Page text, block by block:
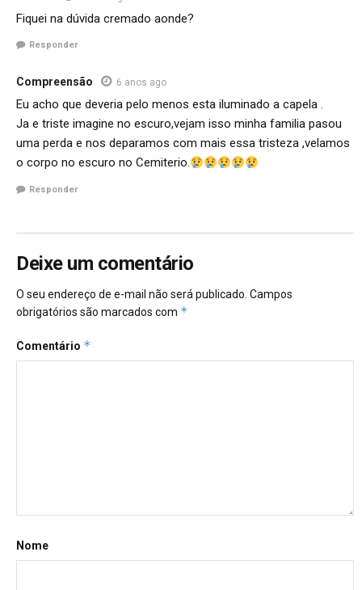
Fiquei na dúvida cremado aonde?
Responder
Compreensão 6 anos ago
Eu acho que deveria pelo menos esta iluminado a capela .
Ja e triste imagine no escuro,vejam isso minha familia pasou
uma perda e nos deparamos com mais essa tristeza ,velamos
o corpo no escuro no Cemiterio.
Responder
Deixe um comentário
O seu endereço de e-mail não será publicado. Campos
obrigatórios são marcados com *
Comentário *
Nome